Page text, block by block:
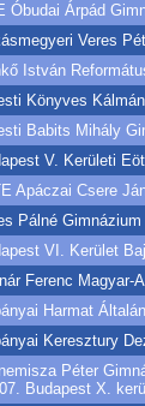
Óbudai Árpád
Veres
István
Könyves
Babits Mihály
V. Kerületi
Apáczai Csere
Pálné
VI. Kerület
Ferenc
Harmat
Keresztury
Péter
Budapest X.